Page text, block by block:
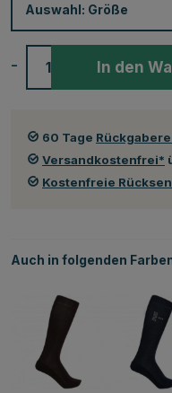
Auswahl: Größe
- In den
60 Tage
Versandkostenfrei*
Kostenfreie
Auch in folgenden